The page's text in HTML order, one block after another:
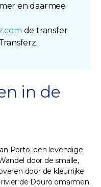
en daarmee
de transfer
in de
Porto, een levendige
door de smalle,
door de kleurrijke
de Douro omarmen.